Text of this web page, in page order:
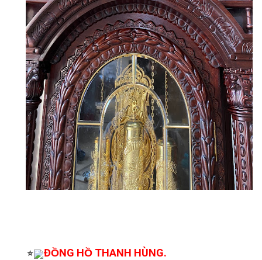
⭐ ĐỒNG HỒ THANH HÙNG.